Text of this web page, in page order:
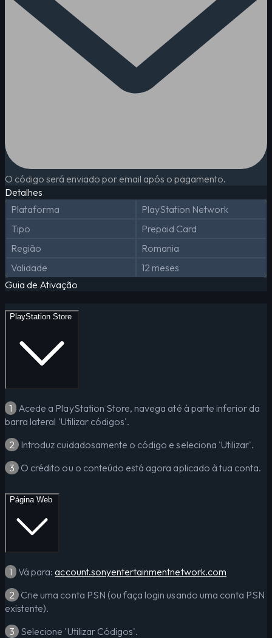
O código será enviado por email após o pagamento.
Detalhes
Plataforma
PlayStation Network
Tipo
Prepaid Card
Região
Romania
Validade
12 meses
Guia de Ativação
PlayStation Store
1 Acede a PlayStation Store, navega até à parte inferior da
barra lateral 'Utilizar códigos'.
2 Introduz cuidadosamente o código e seleciona 'Utilizar'.
3 O crédito ou o conteúdo está agora aplicado à tua conta.
Página Web
1 Vá para:account.sonyentertainmentnetwork.com
2 Crie uma conta PSN (ou faça login usando uma conta PSN
existente).
3 Selecione 'Utilizar Códigos'.